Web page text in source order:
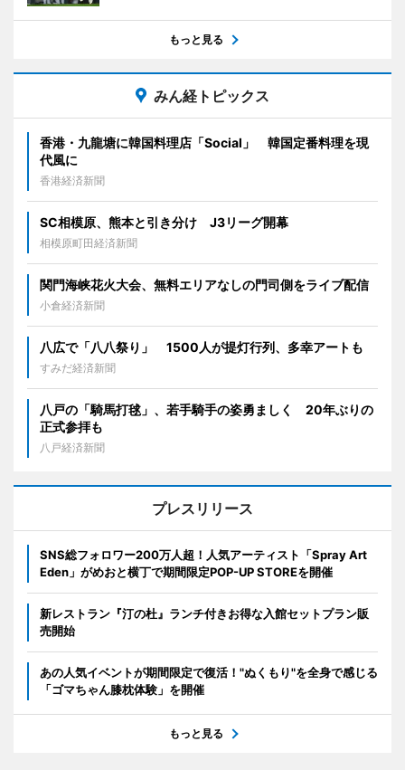
もっと見る
みん経トピックス
香港・九龍塘に韓国料理店「Social」 韓国定番料理を現
代風に
香港経済新聞
SC相模原、熊本と引き分け J3リーグ開幕
相模原町田経済新聞
関門海峡花火大会、無料エリアなしの門司側をライブ配信
小倉経済新聞
八広で「八八祭り」 1500人が提灯行列、多幸アートも
すみだ経済新聞
八戸の「騎馬打毬」、若手騎手の姿勇ましく 20年ぶりの
正式参拝も
八戸経済新聞
プレスリリース
SNS総フォロワー200万人超！人気アーティスト「Spray Art
Eden」がめおと横丁で期間限定POP-UP STOREを開催
新レストラン『汀の杜』ランチ付きお得な入館セットプラン販
売開始
あの人気イベントが期間限定で復活！"ぬくもり"を全身で感じる
「ゴマちゃん膝枕体験」を開催
もっと見る